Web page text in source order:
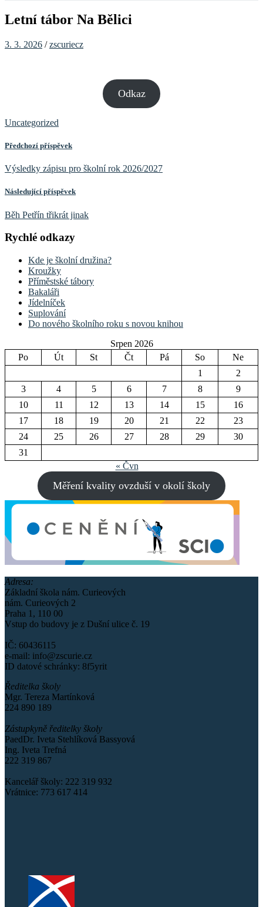
Letní tábor Na Bělici
3. 3. 2026 /zscuriecz
Odkaz
Uncategorized
Předchozí příspěvek
Výsledky zápisu pro školní rok 2026/2027
Následující příspěvek
Běh Petřín třikrát jinak
Rychlé odkazy
Kde je školní družina?
Kroužky
Příměstské tábory
Bakaláři
Jídelníček
Suplování
Do nového školního roku s novou knihou
Srpen 2026
Po
Út St Čt Pá So
Ne
1
2
3
4 5 6 7 8
9
10
11 12 13 14 15
16
17
18 19 20 21 22
23
24
25 26 27 28 29
30
31
« Čvn
Měření kvality ovzduší v okolí školy
Adresa:
Základní škola nám. Curieových
nám. Curieových 2
Praha 1, 110 00
Vstup do budovy je z Dušní ulice č. 19
IČ: 60436115
e-mail: info@zscurie.cz
ID datové schránky: 8f5yrit
Ředitelka školy
Mgr. Tereza Martínková
224 890 189
Zástupkyně ředitelky školy
PaedDr. Iveta Stehlíková Bassyová
Ing. Iveta Trefná
222 319 867
Kancelář školy: 222 319 932
Vrátnice: 773 617 414